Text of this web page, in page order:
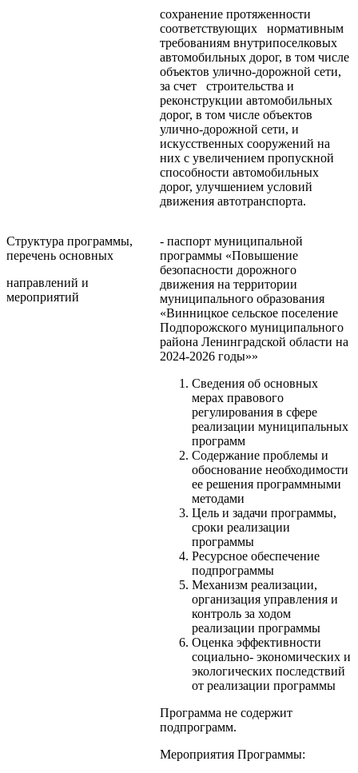
сохранение протяженности
соответствующих нормативным
требованиям внутрипоселковых
автомобильных дорог, в том числе
объектов улично-дорожной сети,
за счет строительства и
реконструкции автомобильных
дорог, в том числе объектов
улично-дорожной сети, и
искусственных сооружений на
них с увеличением пропускной
способности автомобильных
дорог, улучшением условий
движения автотранспорта.
Структура программы,
перечень основных
направлений и
мероприятий
- паспорт муниципальной
программы «Повышение
безопасности дорожного
движения на территории
муниципального образования
«Винницкое сельское поселение
Подпорожского муниципального
района Ленинградской области на
2024-2026 годы»»
Сведения об основных
мерах правового
регулирования в сфере
реализации муниципальных
программ
Содержание проблемы и
обоснование необходимости
ее решения программными
методами
Цель и задачи программы,
сроки реализации
программы
Ресурсное обеспечение
подпрограммы
Механизм реализации,
организация управления и
контроль за ходом
реализации программы
Оценка эффективности
социально- экономических и
экологических последствий
от реализации программы
Программа не содержит
подпрограмм.
Мероприятия Программы: